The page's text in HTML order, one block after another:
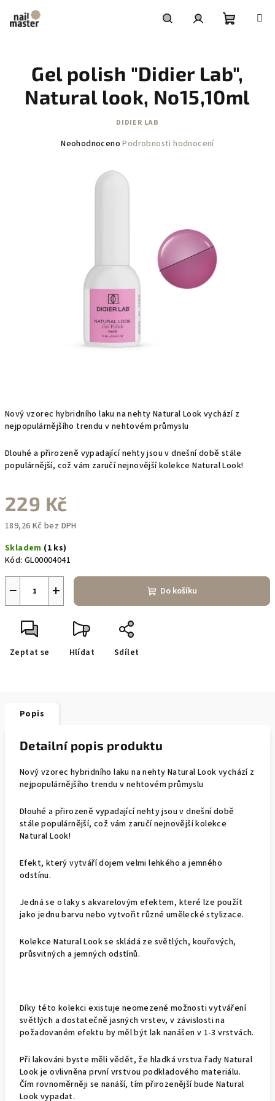
obsah
košík
Nový vzorec hybridního laku na nehty Natural Look vychází z
nejpopulárnějšího trendu v nehtovém průmyslu
Dlouhé a přirozeně vypadající nehty jsou v dnešní době stále
populárnější, což vám zaručí nejnovější kolekce Natural Look!
229 Kč
189,26 Kč bez DPH
cena:
Skladem (1 ks)
Kód: GL00004041
+
− Do košíku
Zeptat se Hlídat Sdílet
Gel polish "Didier Lab",
Natural look, No15,10ml
DIDIER LAB
Průměrné
Neohodnoceno Podrobnosti hodnocení
Popis
Detailní popis produktu
Nový vzorec hybridního laku na nehty Natural Look vychází z
nejpopulárnějšího trendu v nehtovém průmyslu
Dlouhé a přirozeně vypadající nehty jsou v dnešní době
stále populárnější, což vám zaručí nejnovější kolekce
Natural Look!
Efekt, který vytváří dojem velmi lehkého a jemného
odstínu.
Jedná se o laky s akvarelovým efektem, které lze použít
jako jednu barvu nebo vytvořit různé umělecké stylizace.
Kolekce Natural Look se skládá ze světlých, kouřových,
průsvitných a jemných odstínů.
Díky této kolekci existuje neomezené možnosti vytváření
světlých a dostatečně jasných vrstev, v závislosti na
požadovaném efektu by měl být lak nanášen v 1-3 vrstvách.
Při lakováni byste měli vědět, že hladká vrstva řady Natural
Look je ovlivněna první vrstvou podkladového materiálu.
Čím rovnoměrněji se nanáší, tím přirozenější bude Natural
Look vypadat.